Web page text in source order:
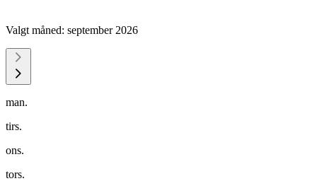
Valgt måned: september 2026
man.
tirs.
ons.
tors.